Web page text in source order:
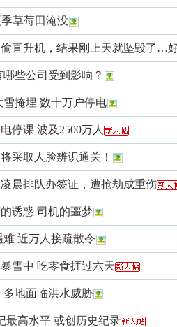
草莓田淹没
直升机，结果刚上天就坠毁了…
些公司受到影响？
掩埋 数十万户停电
停课 波及2500万人
采取人脸辨识通关！
晨排队办签证，遭抢劫成重伤
诱惑 司机的噩梦
近万人接疏散令
雪中 吃零食捱过六天
地面临洪水威胁
最高水平 或创历史纪录